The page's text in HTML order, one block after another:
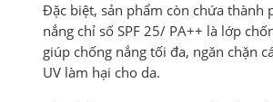
Đặc biệt, sản phẩm còn chứa thành
nắng chỉ số SPF 25/ PA++ là lớp
giúp chống nắng tối đa, ngăn chặn
UV làm hại cho da.